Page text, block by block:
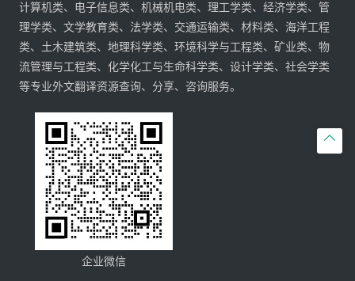

计算机类、电子信息类、机械机电类、理工学类、经济学类、管
理学类、文学教育类、法学类、交通运输类、材料类、海洋工程
类、土木建筑类、地理科学类、环境科学与工程类、矿业类、物
流管理与工程类、化学化工与生命科学类、设计学类、社会学类
等专业外文翻译资源查询、分享、咨询服务。
企业微信